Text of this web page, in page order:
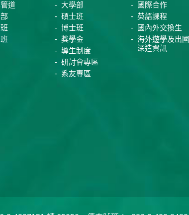
道
大學部
碩士班
博士班
獎學金
導生制度
研討會專區
系友專區
國際合作
英語課程
國內外交換生
海外遊學及出國
深造資訊